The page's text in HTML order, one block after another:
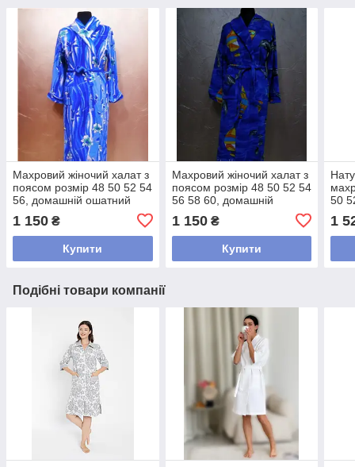
Махровий жіночий халат з
поясом розмір 48 50 52 54
56, домашній ошатний
Синій
1 150 ₴
Купити
Махровий жіночий халат з
поясом розмір 48 50 52 54
56 58 60, домашній
ошатний халат яскравий
шаль Синій
1 150₴
Купити
50
1
Подібні товари компанії